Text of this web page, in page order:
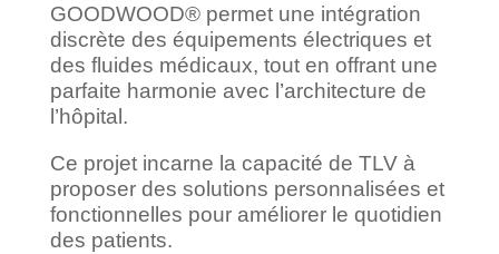
GOODWOOD® permet une intégration
discrète des équipements électriques et
des fluides médicaux, tout en offrant une
parfaite harmonie avec l’architecture de
l’hôpital.
Ce projet incarne la capacité de TLV à
proposer des solutions personnalisées et
fonctionnelles pour améliorer le quotidien
des patients.